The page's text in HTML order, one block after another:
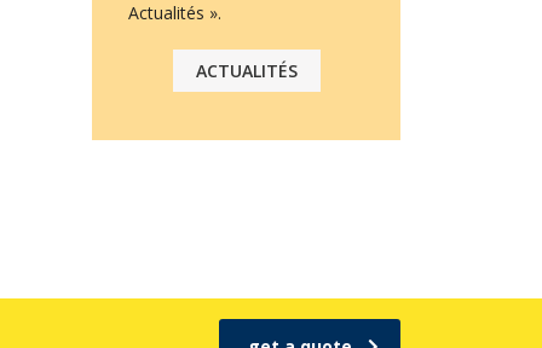
Actualités ».
ACTUALITÉS